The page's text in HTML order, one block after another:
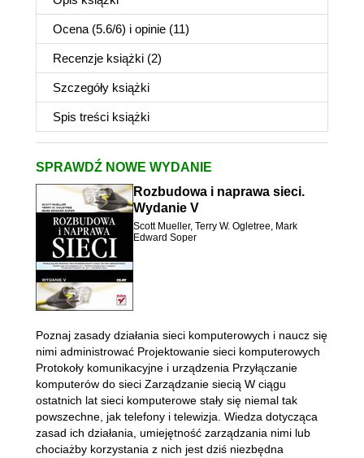
Ocena (5.6/6) i opinie (11)
Recenzje książki (2)
Szczegóły książki
Spis treści książki
SPRAWDŹ NOWE WYDANIE
Rozbudowa i naprawa sieci.
Wydanie V
Scott Mueller, Terry W. Ogletree, Mark
Edward Soper
Poznaj zasady działania sieci komputerowych i naucz się
nimi administrować Projektowanie sieci komputerowych
Protokoły komunikacyjne i urządzenia Przyłączanie
komputerów do sieci Zarządzanie siecią W ciągu
ostatnich lat sieci komputerowe stały się niemal tak
powszechne, jak telefony i telewizja. Wiedza dotycząca
zasad ich działania, umiejętność zarządzania nimi lub
chociażby korzystania z nich jest dziś niezbędna